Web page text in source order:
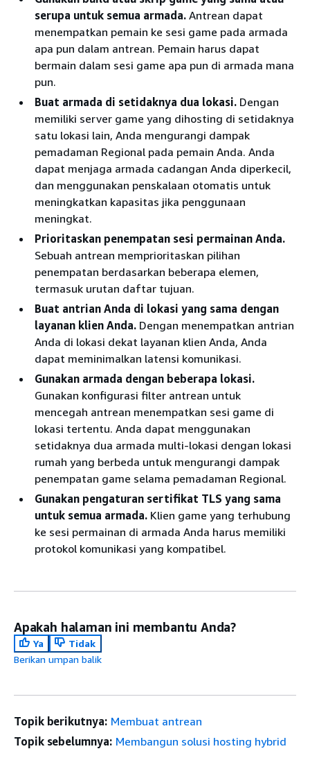
serupa untuk semua armada. Antrean dapat
menempatkan pemain ke sesi game pada armada
apa pun dalam antrean. Pemain harus dapat
bermain dalam sesi game apa pun di armada mana
pun.
Buat armada di setidaknya dua lokasi. Dengan
memiliki server game yang dihosting di setidaknya
satu lokasi lain, Anda mengurangi dampak
pemadaman Regional pada pemain Anda. Anda
dapat menjaga armada cadangan Anda diperkecil,
dan menggunakan penskalaan otomatis untuk
meningkatkan kapasitas jika penggunaan
meningkat.
Prioritaskan penempatan sesi permainan Anda.
Sebuah antrean memprioritaskan pilihan
penempatan berdasarkan beberapa elemen,
termasuk urutan daftar tujuan.
Buat antrian Anda di lokasi yang sama dengan
layanan klien Anda. Dengan menempatkan antrian
Anda di lokasi dekat layanan klien Anda, Anda
dapat meminimalkan latensi komunikasi.
Gunakan armada dengan beberapa lokasi.
Gunakan konfigurasi filter antrean untuk
mencegah antrean menempatkan sesi game di
lokasi tertentu. Anda dapat menggunakan
setidaknya dua armada multi-lokasi dengan lokasi
rumah yang berbeda untuk mengurangi dampak
penempatan game selama pemadaman Regional.
Gunakan pengaturan sertifikat TLS yang sama
untuk semua armada. Klien game yang terhubung
ke sesi permainan di armada Anda harus memiliki
protokol komunikasi yang kompatibel.
Apakah halaman ini membantu Anda?
Ya
Tidak
Berikan umpan balik
Topik berikutnya: Membuat antrean
Topik sebelumnya: Membangun solusi hosting hybrid